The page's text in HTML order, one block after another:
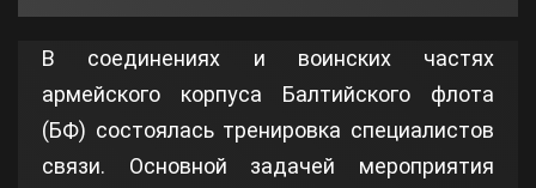
В соединениях и воинских частях
армейского корпуса Балтийского флота
(БФ) состоялась тренировка специалистов
связи. Основной задачей мероприятия